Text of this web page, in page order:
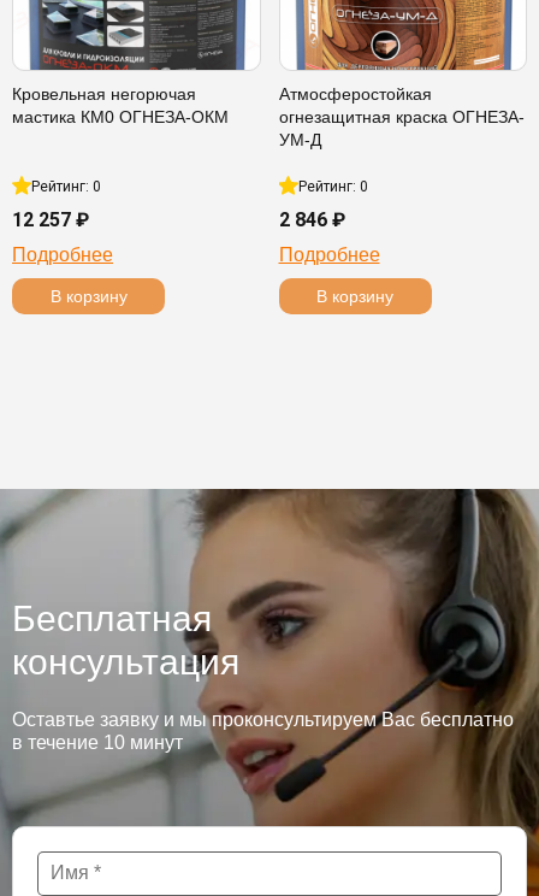
Кровельная негорючая
мастика КМ0 ОГНЕЗА-ОКМ
Рейтинг: 0
12 257 ₽
Подробнее
В корзину
Атмосферостойкая
огнезащитная краска ОГНЕЗА-
УМ-Д
Рейтинг: 0
2 846 ₽
Подробнее
В корзину
Бесплатная
консультация
Оставтье заявку и мы проконсультируем Вас бесплатно
в течение 10 минут